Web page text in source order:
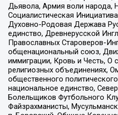
Дьявола, Армия воли народа,
Социалистическая
Духовно-Родовая Держава
единство, Древнерусской
Православных Староверов-
общенациональный союз,
иммиграции, Кровь и Честь, О
религиозных объединениях,
общественного
национальное единство,
Болельщиков Футбольного
Файзрахманисты,